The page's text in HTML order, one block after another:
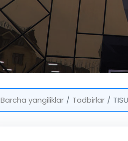
Barcha yangiliklar Tadbirlar